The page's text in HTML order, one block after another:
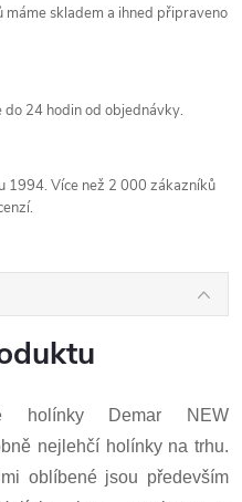
skladem a ihned připraveno
24 hodin od objednávky.
1994. Více než 2 000 zákazníků
holínky Demar NEW
nejlehčí holínky na trhu.
oblíbené jsou především